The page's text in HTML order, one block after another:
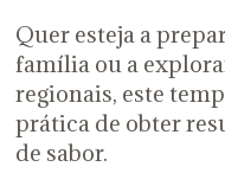
Quer esteja a
família ou a
regionais, este
prática de obter
de sabor.